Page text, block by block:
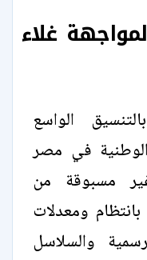
غلاء
الواسع
في مصر
مسبوقة من
ومعدلات
والسلاسل